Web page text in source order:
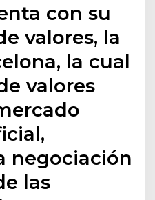
con su
valores, la
la cual
valores
negociación
las